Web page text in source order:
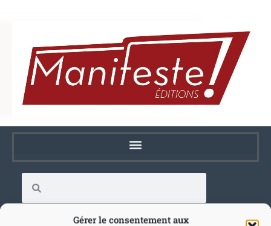
Gérer le consentement aux